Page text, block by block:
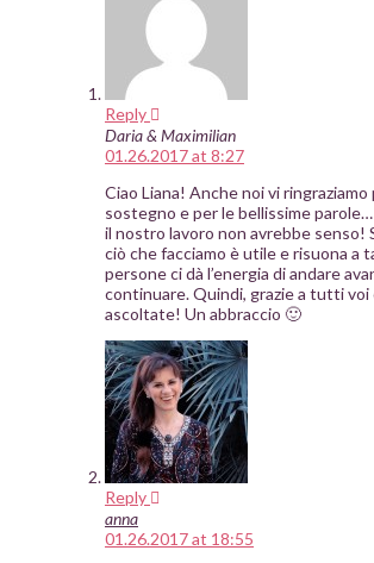
Reply
Daria & Maximilian
01.26.2017 at 8:27
Ciao Liana! Anche noi vi
sostegno e per le bellissime
il nostro lavoro non avrebbe senso!
ciò che facciamo è utile e risuona a
persone ci dà l’energia di andare
continuare. Quindi, grazie a tutti voi
ascoltate! Un abbraccio 🙂
Reply
anna
01.26.2017 at 18:55